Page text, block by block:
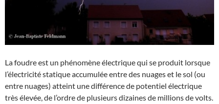
La foudre est un phénomène électrique qui se produit lorsque
l’électricité statique accumulée entre des nuages et le sol (ou
entre nuages) atteint une différence de potentiel électrique
très élevée, de l’ordre de plusieurs dizaines de millions de volts.